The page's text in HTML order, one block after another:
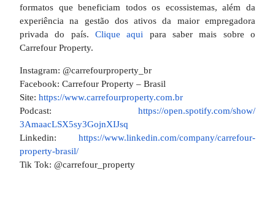
formatos que beneficiam todos os ecossistemas, além da
experiência na gestão dos ativos da maior empregadora
privada do país. Clique aqui para saber mais sobre o
Carrefour Property.
Instagram: @carrefourproperty_br
Facebook: Carrefour Property – Brasil
Site: https://www.carrefourproperty.com.br
Podcast: https://open.spotify.com/show/
3AmaacLSX5sy3GojnXIJsq
Linkedin: https://www.linkedin.com/company/carrefour-
property-brasil/
Tik Tok: @carrefour_property